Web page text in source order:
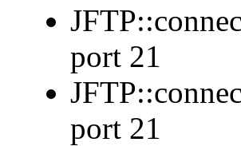
port 21
port 21